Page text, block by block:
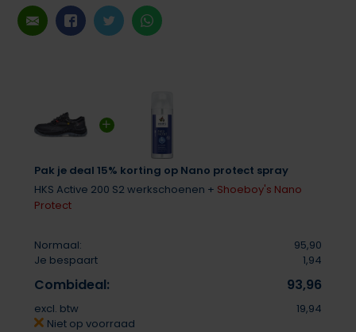
Pak je deal 15% korting op Nano protect spray
HKS Active 200 S2 werkschoenen + Shoeboy's Nano
Protect
Normaal:
95,90
Je bespaart
1,94
Combideal: 93,96
excl. btw
19,94
Niet op voorraad